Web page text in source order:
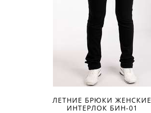
ЛЕТНИЕ БРЮКИ ЖЕНСКИЕ
ИНТЕРЛОК БИН-01